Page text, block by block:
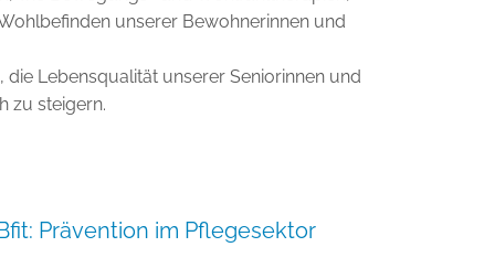
unserer Bewohnerinnen und
Lebensqualität unserer Seniorinnen und
zu steigern.
Prävention im Pflegesektor